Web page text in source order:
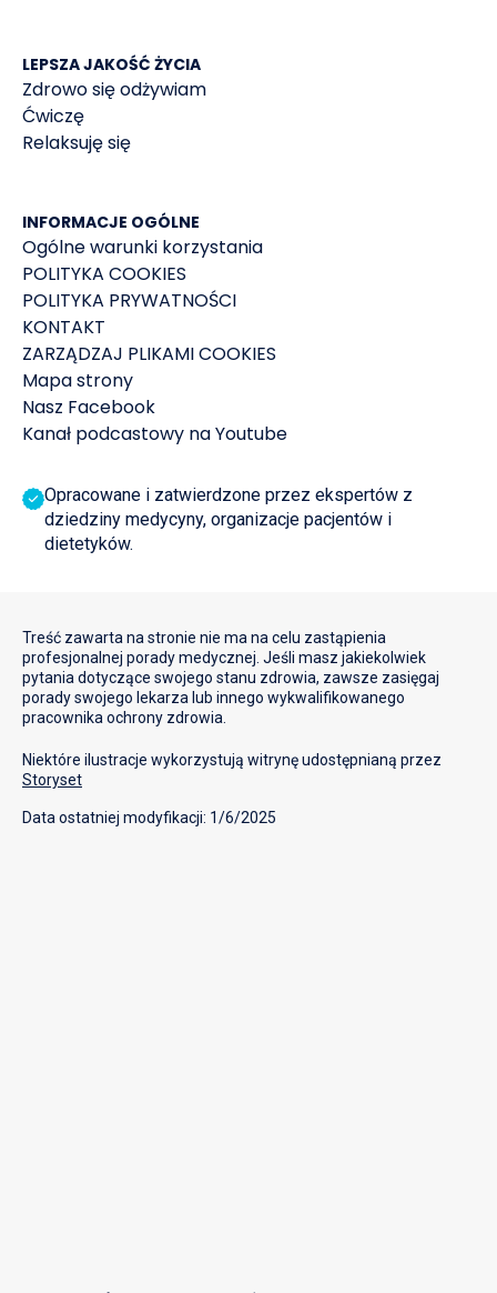
LEPSZA JAKOŚĆ ŻYCIA
Zdrowo się odżywiam
Ćwiczę
Relaksuję się
INFORMACJE OGÓLNE
Ogólne warunki korzystania
POLITYKA COOKIES
POLITYKA PRYWATNOŚCI
KONTAKT
ZARZĄDZAJ PLIKAMI COOKIES
Mapa strony
Nasz Facebook
Kanał podcastowy na Youtube
Opracowane i zatwierdzone przez ekspertów z
dziedziny medycyny, organizacje pacjentów i
dietetyków.
Treść zawarta na stronie nie ma na celu zastąpienia
profesjonalnej porady medycznej. Jeśli masz jakiekolwiek
pytania dotyczące swojego stanu zdrowia, zawsze zasięgaj
porady swojego lekarza lub innego wykwalifikowanego
pracownika ochrony zdrowia.
Niektóre ilustracje wykorzystują witrynę udostępnianą przez
Storyset
Data ostatniej modyfikacji: 1/6/2025